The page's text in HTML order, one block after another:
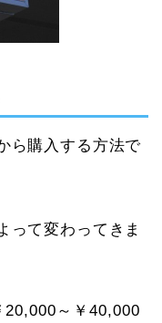
ら購入する方法で
って変わってきま
20,000～￥40,000